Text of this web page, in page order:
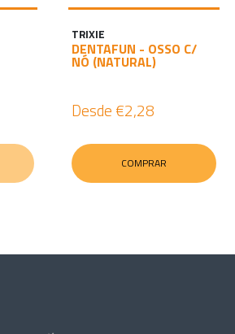
TRIXIE
DENTAFUN - OSSO C/
NÓ (NATURAL)
Desde €2,28
COMPRAR